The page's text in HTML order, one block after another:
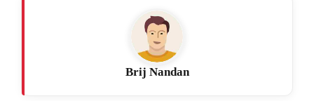
Brij Nandan